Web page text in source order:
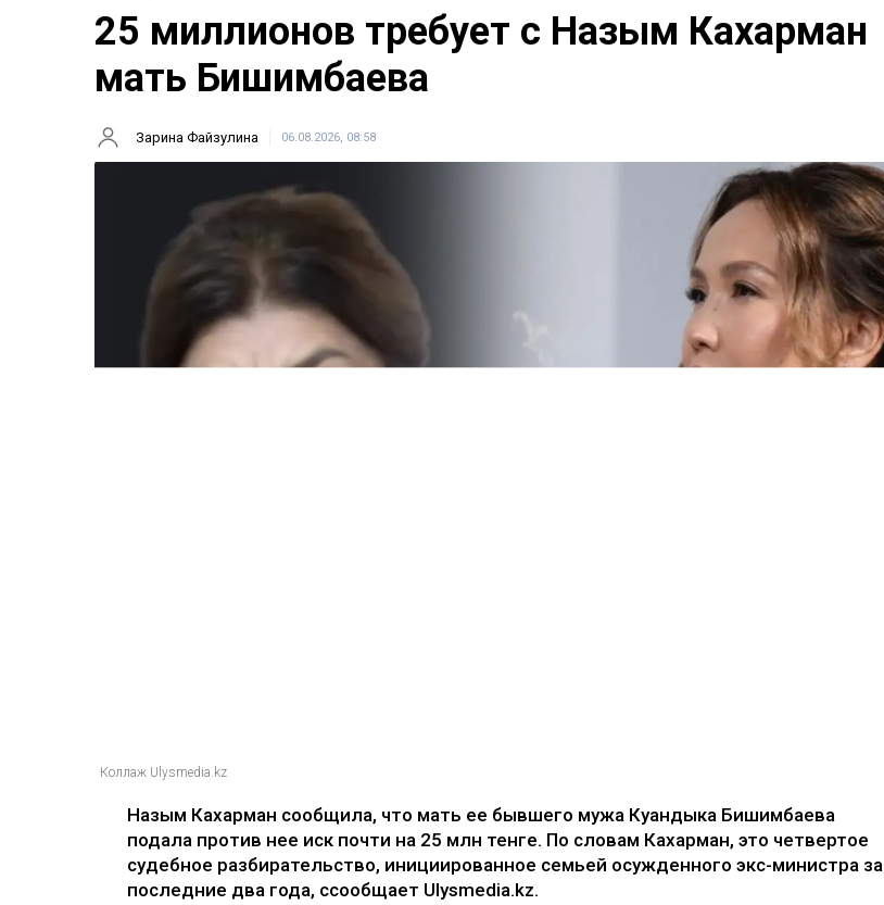
25 миллионов требует с Назым Кахарман
мать Бишимбаева
Зарина Файзулина 06.08.2026, 08:58
Коллаж Ulysmedia.kz
Назым Кахарман сообщила, что мать ее бывшего мужа Куандыка Бишимбаева
подала против нее иск почти на 25 млн тенге. По словам Кахарман, это четвертое
судебное разбирательство, инициированное семьей осужденного экс-министра за
последние два года, ссообщает Ulysmedia.kz.